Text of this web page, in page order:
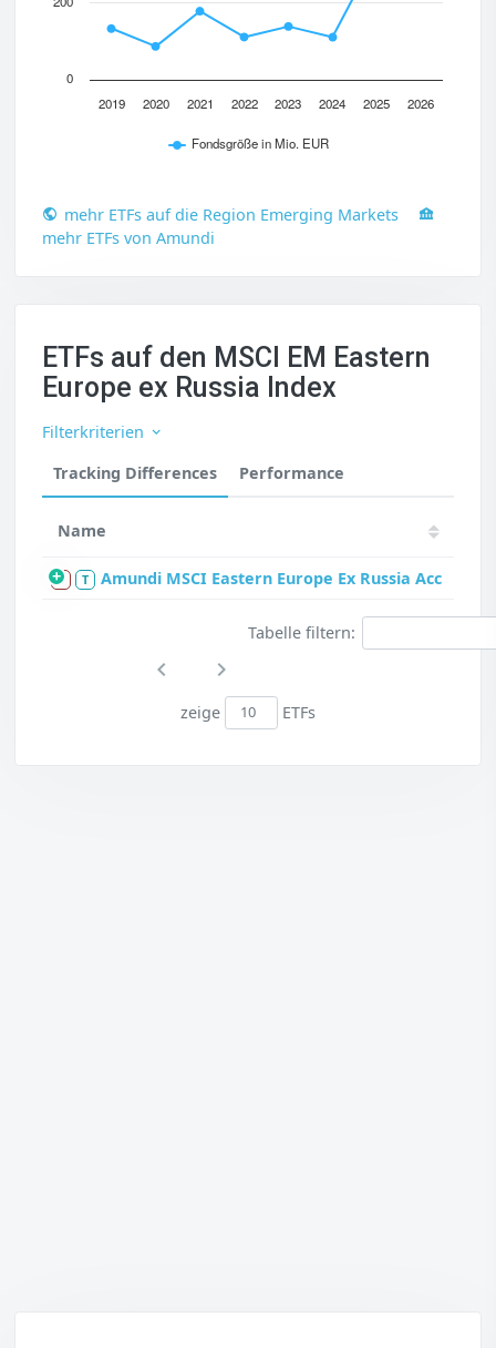
Fondsgröße in Mio. EUR
2019 2020 2021 2022 2023 2024 2025 2026
0
mehr ETFs auf die Region Emerging Markets
mehr ETFs von Amundi
ETFs auf den MSCI EM Eastern
Europe ex Russia Index
Filterkriterien
Tracking Differences
Performance
Name
S T Amundi MSCI Eastern Europe Ex Russia Acc
Tabelle filtern:
zeige ETFs